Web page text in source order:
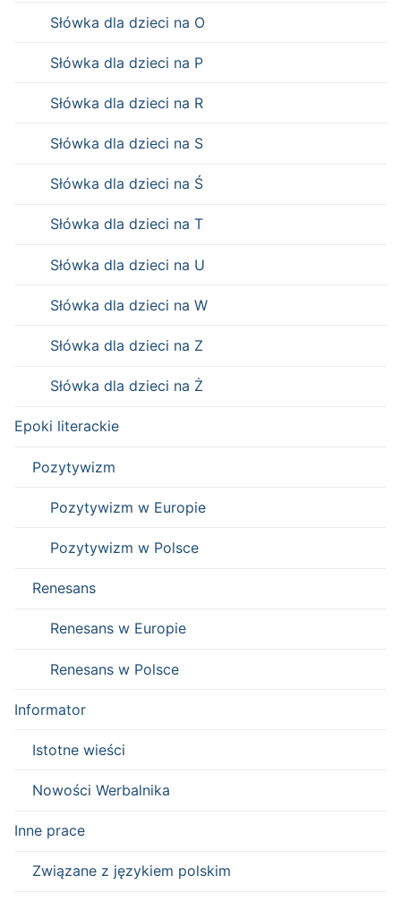
Słówka dla dzieci na O
Słówka dla dzieci na P
Słówka dla dzieci na R
Słówka dla dzieci na S
Słówka dla dzieci na Ś
Słówka dla dzieci na T
Słówka dla dzieci na U
Słówka dla dzieci na W
Słówka dla dzieci na Z
Słówka dla dzieci na Ż
Epoki literackie
Pozytywizm
Pozytywizm w Europie
Pozytywizm w Polsce
Renesans
Renesans w Europie
Renesans w Polsce
Informator
Istotne wieści
Nowości Werbalnika
Inne prace
Związane z językiem polskim